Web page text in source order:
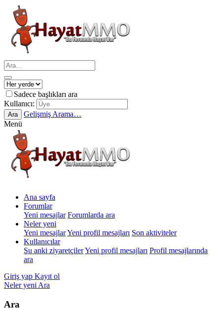
Sadece başlıkları ara
Kullanıcı:
Ara
Gelişmiş Arama…
Menü
Ana sayfa
Forumlar
Yeni mesajlar Forumlarda ara
Neler yeni
Yeni mesajlarYeni profil mesajları Son aktiviteler
Kullanıcılar
Şu anki ziyaretçilerYeni profil mesajları Profil mesajlarında
ara
Giriş yap Kayıt ol
Neler yeni Ara
Ara